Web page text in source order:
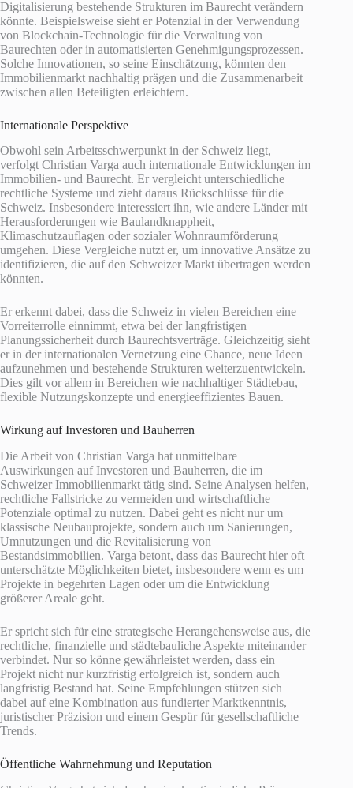
Digitalisierung bestehende Strukturen im Baurecht verändern
könnte. Beispielsweise sieht er Potenzial in der Verwendung
von Blockchain-Technologie für die Verwaltung von
Baurechten oder in automatisierten Genehmigungsprozessen.
Solche Innovationen, so seine Einschätzung, könnten den
Immobilienmarkt nachhaltig prägen und die Zusammenarbeit
zwischen allen Beteiligten erleichtern.
Internationale Perspektive
Obwohl sein Arbeitsschwerpunkt in der Schweiz liegt,
verfolgt Christian Varga auch internationale Entwicklungen im
Immobilien- und Baurecht. Er vergleicht unterschiedliche
rechtliche Systeme und zieht daraus Rückschlüsse für die
Schweiz. Insbesondere interessiert ihn, wie andere Länder mit
Herausforderungen wie Baulandknappheit,
Klimaschutzauflagen oder sozialer Wohnraumförderung
umgehen. Diese Vergleiche nutzt er, um innovative Ansätze zu
identifizieren, die auf den Schweizer Markt übertragen werden
könnten.
Er erkennt dabei, dass die Schweiz in vielen Bereichen eine
Vorreiterrolle einnimmt, etwa bei der langfristigen
Planungssicherheit durch Baurechtsverträge. Gleichzeitig sieht
er in der internationalen Vernetzung eine Chance, neue Ideen
aufzunehmen und bestehende Strukturen weiterzuentwickeln.
Dies gilt vor allem in Bereichen wie nachhaltiger Städtebau,
flexible Nutzungskonzepte und energieeffizientes Bauen.
Wirkung auf Investoren und Bauherren
Die Arbeit von Christian Varga hat unmittelbare
Auswirkungen auf Investoren und Bauherren, die im
Schweizer Immobilienmarkt tätig sind. Seine Analysen helfen,
rechtliche Fallstricke zu vermeiden und wirtschaftliche
Potenziale optimal zu nutzen. Dabei geht es nicht nur um
klassische Neubauprojekte, sondern auch um Sanierungen,
Umnutzungen und die Revitalisierung von
Bestandsimmobilien. Varga betont, dass das Baurecht hier oft
unterschätzte Möglichkeiten bietet, insbesondere wenn es um
Projekte in begehrten Lagen oder um die Entwicklung
größerer Areale geht.
Er spricht sich für eine strategische Herangehensweise aus, die
rechtliche, finanzielle und städtebauliche Aspekte miteinander
verbindet. Nur so könne gewährleistet werden, dass ein
Projekt nicht nur kurzfristig erfolgreich ist, sondern auch
langfristig Bestand hat. Seine Empfehlungen stützen sich
dabei auf eine Kombination aus fundierter Marktkenntnis,
juristischer Präzision und einem Gespür für gesellschaftliche
Trends.
Öffentliche Wahrnehmung und Reputation